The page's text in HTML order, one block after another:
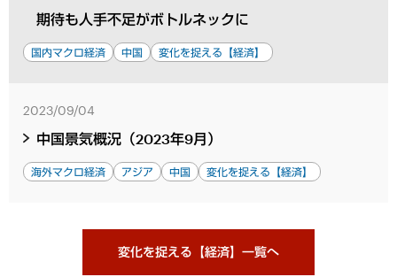
期待も人手不足がボトルネックに
国内マクロ経済 中国 変化を捉える【経済】
2023/09/04
中国景気概況（2023年9月）
海外マクロ経済 アジア 中国 変化を捉える【経済】
変化を捉える【経済】一覧へ